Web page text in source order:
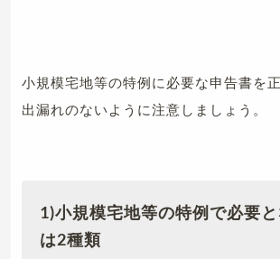
小規模宅地等の特例に必要な申告書を
出漏れのないように注意しましょう。
1)小規模宅地等の特例で必要
は2種類